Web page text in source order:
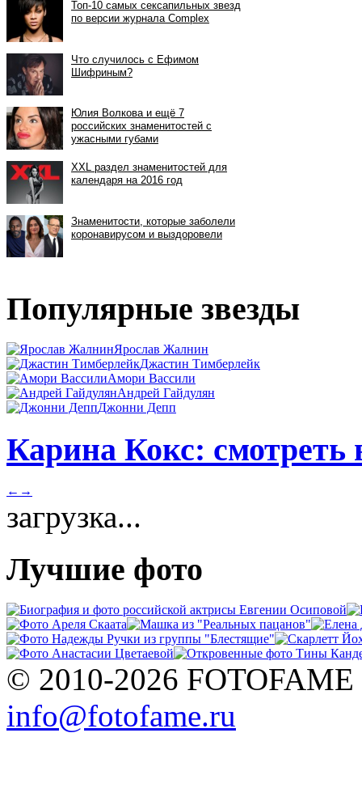
Популярные звезды
Ярослав Жалнин
Джастин Тимберлейк
Амори Вассили
Андрей Гайдулян
Джонни Депп
Карина Кокс: смотреть
← →
загрузка...
Лучшие фото
© 2010-2026 FOTOFAME
info@fotofame.ru